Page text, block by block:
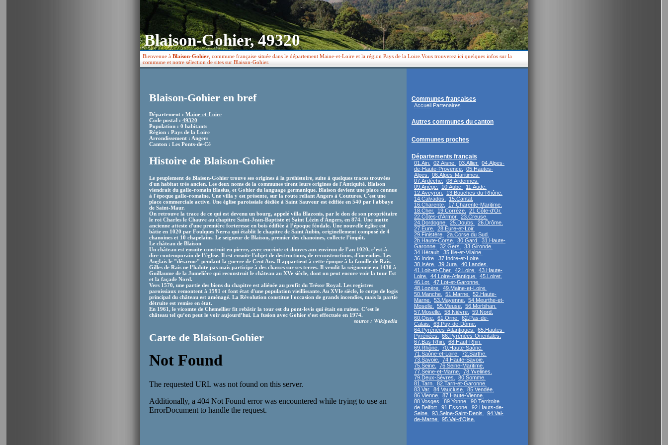
Blaison-Gohier, 49320
Bienvenue à Blaison-Gohier , commune française située dans le département Maine-et-Loire et la région Pays de la Loire.Vous trouverez ici quelques infos sur la
commune et notre sélection de sites sur Blaison-Gohier.
Blaison-Gohier en bref
Département : Maine-et-Loire
Code postal : 49320
Population : 0 habitants
Région : Pays de la Loire
Arrondissement : Angers
Canton : Les Ponts-de-Cé
Histoire de Blaison-Gohier
Le peuplement de Blaison-Gohier trouve ses origines à la préhistoire, suite à quelques traces trouvées
d'un habitat très ancien. Les deux noms de la communes tirent leurs origines de l'Antiquité. Blaison
viendrait du gallo-romain Blasius, et Gohier du language germanique. Blaison devient une place connue
à l'époque gallo-romaine. Une villa y est présente, sur la route reliant Angers à Coutures. C'est une
place commerciale active. Une église paroissiale dédiée à Saint Sauveur est édifiée en 540 par l'abbaye
de Saint-Maur.
On retrouve la trace de ce qui est devenu un bourg, appelé villa Blazonis, par le don de son propriétaire
le roi Charles le Chauve au chapitre Saint-Jean-Baptiste et Saint Lézin d'Angers, en 874. Une motte
ancienne atteste d'une première forteresse en bois édifiée à l’époque féodale. Une nouvelle église est
bâtie en 1020 par Foulques Nerra qui établit le chapitre de Saint Aubin, originellement composé de 4
chanoines et 10 chapelains. Le seigneur de Blaison, premier des chanoines, collecte l’impôt.
Le château de Blaison
Un château est ensuite construit en pierre, avec enceinte et douves aux environ de l’an 1020, c’est-à-
dire contemporain de l’église. Il est ensuite l'objet de destructions, de reconstructions, d'incendies. Les
Anglais le "désarme" pendant la guerre de Cent Ans. Il appartient à cette époque à la famille de Rais.
Gilles de Rais ne l’habite pas mais participe à des chasses sur ses terres. Il vendit la seigneurie en 1430 à
Guillaume de la Jumelière qui reconstruit le château au XVe siècle, dont on peut encore voir la tour Est
et la façade Nord.
Vers 1570, une partie des biens du chapitre est aliénée au profit du Trésor Royal. Les registres
paroissiaux remontent à 1591 et font état d'une population vieillissante. Au XVIe siècle, le corps de logis
principal du château est aménagé. La Révolution constitue l'occasion de grands incendies, mais la partie
détruite est remise en état.
En 1961, le vicomte de Chemellier fit rebâtir la tour est du pont-levis qui était en ruines. C’est le
château tel qu’on peut le voir aujourd’hui. La fusion avec Gohier s’est effectuée en 1974.
source : Wikipedia
Carte de Blaison-Gohier
Communes françaises
Accueil Partenaires
Autres communes du canton
Communes proches
Départements français
01.Ain. 02.Aisne. 03.Allier.
04.Alpes-
de-Haute-Provence.
05.Hautes-
Alpes.
06.Alpes-Maritimes.
07.Ardèche.
08.Ardennes.
09.Ariège.
10.Aube.
11.Aude.
12.Aveyron.
13.Bouches-du-Rhône.
14.Calvados.
15.Cantal.
16.Charente.
17.Charente-Maritime.
18.Cher.
19.Corrèze.
21.Côte-d'Or.
22.Côtes-d'Armor.
23.Creuse.
24.Dordogne.
25.Doubs.
26.Drôme.
27.Eure.
28.Eure-et-Loir.
29.Finistère.
2a.Corse du Sud.
2b.Haute-Corse.
30.Gard.
31.Haute-
Garonne.
32.Gers.
33.Gironde.
34.Hérault.
35.Ille-et-Vilaine.
36.Indre.
37.Indre-et-Loire.
38.Isère.
39.Jura.
40.Landes.
41.Loir-et-Cher.
42.Loire.
43.Haute-
Loire.
44.Loire-Atlantique.
45.Loiret.
46.Lot.
47.Lot-et-Garonne.
48.Lozère.
49.Maine-et-Loire.
50.Manche.
51.Marne.
52.Haute-
Marne.
53.Mayenne.
54.Meurthe-et-
Moselle.
55.Meuse.
56.Morbihan.
57.Moselle.
58.Nièvre.
59.Nord.
60.Oise.
61.Orne.
62.Pas-de-
Calais.
63.Puy-de-Dôme.
64.Pyrénées-Atlantiques.
65.Hautes-
Pyrénées.
66.Pyrénées-Orientales.
67.Bas-Rhin.
68.Haut-Rhin.
69.Rhône.
70.Haute-Saône.
71.Saône-et-Loire.
72.Sarthe.
73.Savoie.
74.Haute-Savoie.
75.Seine.
76.Seine-Maritime.
77.Seine-et-Marne.
78.Yvelines.
79.Deux-Sèvres.
80.Somme.
81.Tarn.
82.Tarn-et-Garonne.
83.Var.
84.Vaucluse.
85.Vendée.
86.Vienne.
87.Haute-Vienne.
88.Vosges.
89.Yonne.
90.Territoire
de Belfort.
91.Essone.
92.Hauts-de-
Seine.
93.Seine-Saint-Denis.
94.Val-
de-Marne.
95.Val-d'Oise.